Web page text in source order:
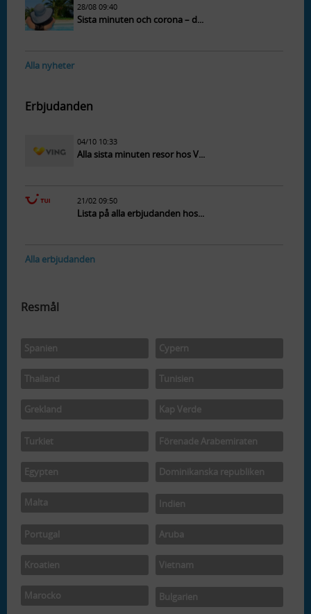
28/08 09:40
Sista minuten och corona – d...
Alla nyheter
Erbjudanden
04/10 10:33
Alla sista minuten resor hos V...
21/02 09:50
Lista på alla erbjudanden hos...
Alla erbjudanden
Resmål
Spanien
Thailand
Grekland
Turkiet
Egypten
Malta
Portugal
Kroatien
Marocko
Cypern
Tunisien
Kap Verde
Förenade Arabemiraten
Dominikanska republiken
Indien
Aruba
Vietnam
Bulgarien